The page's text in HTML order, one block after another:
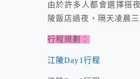
由於許多人都會選擇搭
陵飯店過夜，隔天凌晨
行程規劃：
江陵Day1行程